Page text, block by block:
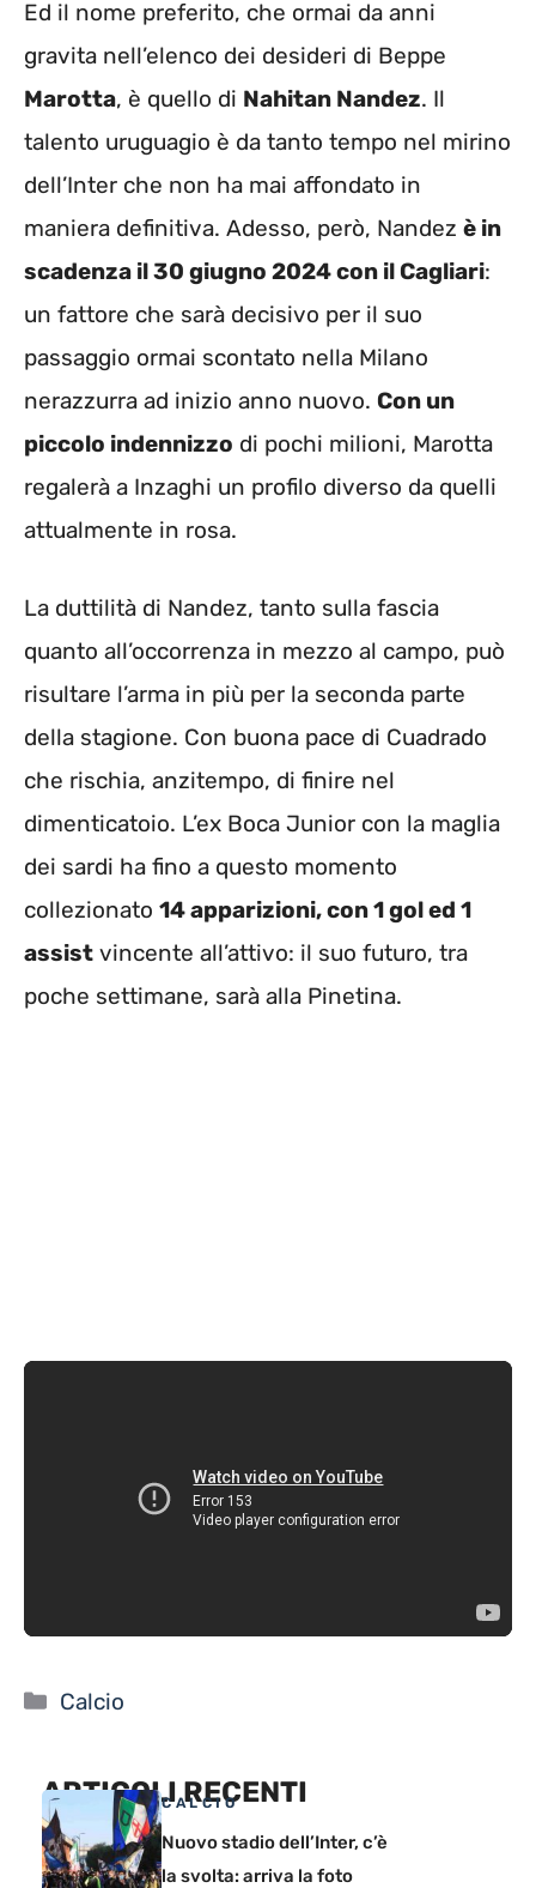
Ed il nome preferito, che ormai da anni
gravita nell’elenco dei desideri di Beppe
Marotta, è quello di Nahitan Nandez. Il
talento uruguagio è da tanto tempo nel mirino
dell’Inter che non ha mai affondato in
maniera definitiva. Adesso, però, Nandez è in
scadenza il 30 giugno 2024 con il Cagliari:
un fattore che sarà decisivo per il suo
passaggio ormai scontato nella Milano
nerazzurra ad inizio anno nuovo. Con un
piccolo indennizzo di pochi milioni, Marotta
regalerà a Inzaghi un profilo diverso da quelli
attualmente in rosa.
La duttilità di Nandez, tanto sulla fascia
quanto all’occorrenza in mezzo al campo, può
risultare l’arma in più per la seconda parte
della stagione. Con buona pace di Cuadrado
che rischia, anzitempo, di finire nel
dimenticatoio. L’ex Boca Junior con la maglia
dei sardi ha fino a questo momento
collezionato 14 apparizioni, con 1 gol ed 1
assist vincente all’attivo: il suo futuro, tra
poche settimane, sarà alla Pinetina.
Categorie
Calcio
ARTICOLI RECENTI
CALCIO
Nuovo stadio dell’Inter, c’è
la svolta: arriva la foto